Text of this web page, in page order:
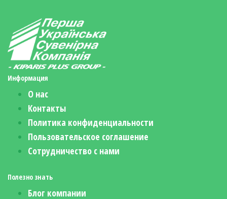
Информация
О нас
Контакты
Политика конфиденциальности
Пользовательское соглашение
Сотрудничество с нами
Полезно знать
Блог компании